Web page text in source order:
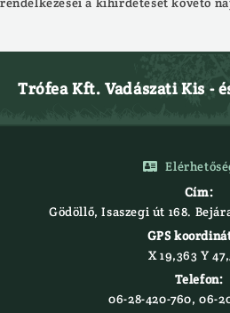
Trófea Kft. Vadászati Kis -

Cím:
Gödöllő, Isaszegi út 168.
GPS
X 19,363 Y
Telefon:
06-28-420-760, 06-